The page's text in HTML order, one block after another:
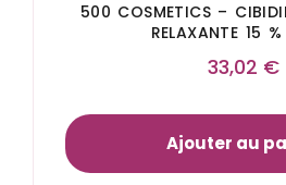
500 COSMETICS –
RELAXANTE 15
33,02 €
Ajouter au